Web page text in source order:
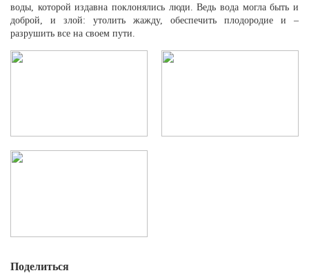
воды, которой издавна поклонялись люди. Ведь вода могла быть и
доброй, и злой: утолить жажду, обеспечить плодородие и –
разрушить все на своем пути.
Поделиться